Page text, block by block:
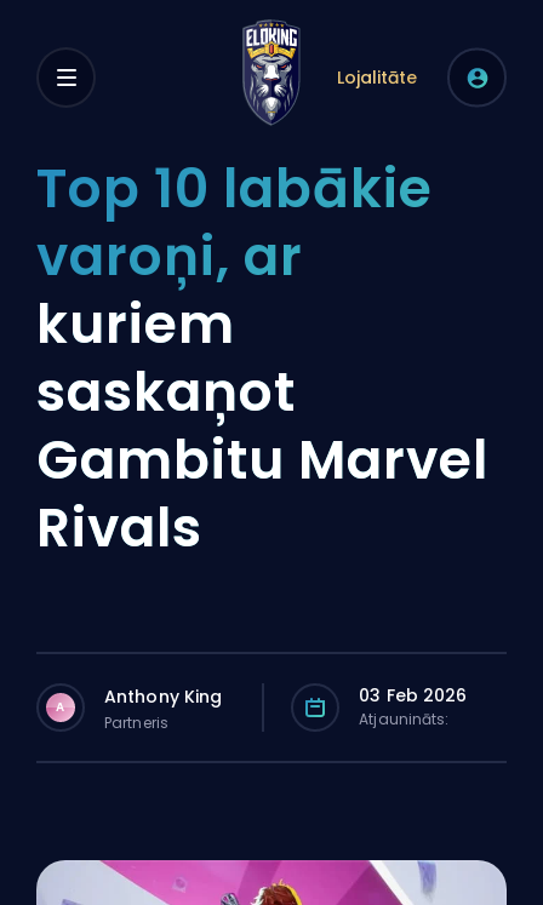
Lojalitāte
Top 10 labākie
varoņi, ar
kuriem
saskaņot
Gambitu Marvel
Rivals
A Anthony King
Partneris
03 Feb 2026
Atjaunināts: